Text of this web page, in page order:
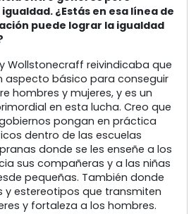
¿Estás en esa línea de
puede lograr la igualdad
Wollstonecraff reivindicaba que
aspecto básico para conseguir
hombres y mujeres, y es un
en esta lucha. Creo que
pongan en práctica
dentro de las escuelas
donde se les enseñe a los
sus compañeras y a las niñas
pequeñas. También donde
y estereotipos que transmiten
y fortaleza a los hombres.